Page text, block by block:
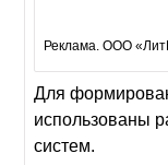
Реклама. ООО
Для
использованы
систем.